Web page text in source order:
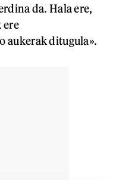
da. Hala ere,
ere
aukerak ditugula».